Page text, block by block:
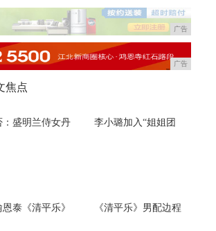
广告
广告
焦点
：盛明兰侍女丹 李小璐加入“姐姐团
泰《清平乐》 《清平乐》男配边程